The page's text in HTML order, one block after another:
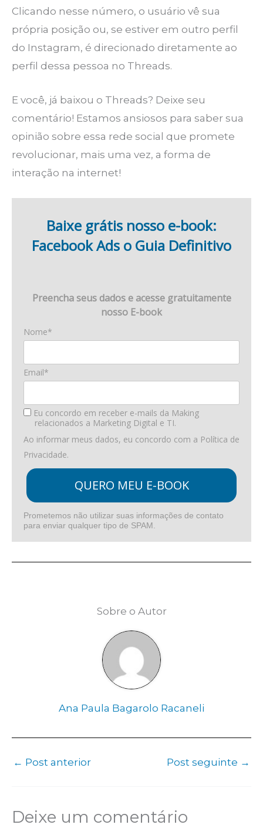
Clicando nesse número, o usuário vê sua
própria posição ou, se estiver em outro perfil
do Instagram, é direcionado diretamente ao
perfil dessa pessoa no Threads.
E você, já baixou o Threads? Deixe seu
comentário! Estamos ansiosos para saber sua
opinião sobre essa rede social que promete
revolucionar, mais uma vez, a forma de
interação na internet!
Baixe grátis nosso e-book:
Facebook Ads o Guia Definitivo
Preencha seus dados e acesse gratuitamente
nosso E-book
Nome*
Email*
Eu concordo em receber e-mails da Making
relacionados a Marketing Digital e TI.
Ao informar meus dados, eu concordo com a Política de
Privacidade.
QUERO MEU E-BOOK
Prometemos não utilizar suas informações de contato
para enviar qualquer tipo de SPAM.
Sobre o Autor
Ana Paula Bagarolo Racaneli
← Post anterior Post seguinte →
Deixe um comentário